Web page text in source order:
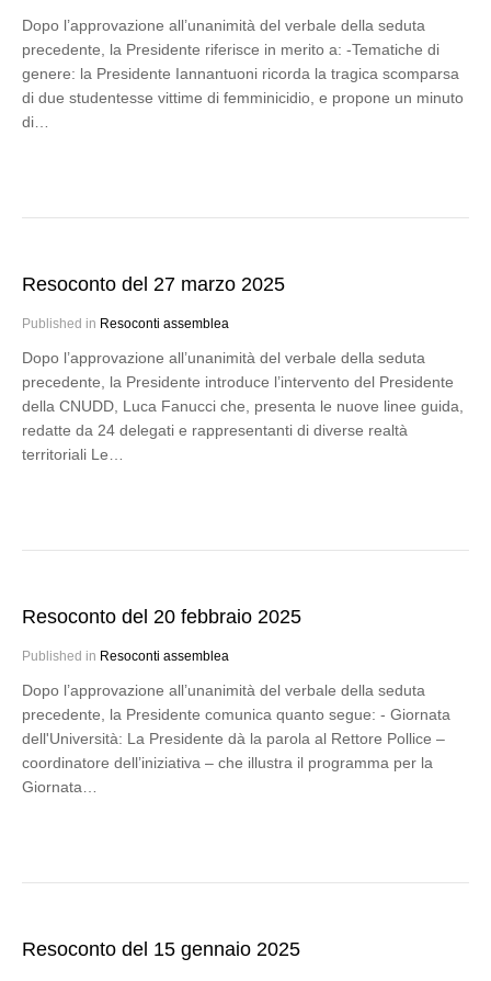
Dopo l’approvazione all’unanimità del verbale della seduta
precedente, la Presidente riferisce in merito a: -Tematiche di
genere: la Presidente Iannantuoni ricorda la tragica scomparsa
di due studentesse vittime di femminicidio, e propone un minuto
di…
Resoconto del 27 marzo 2025
Published in Resoconti assemblea
Dopo l’approvazione all’unanimità del verbale della seduta
precedente, la Presidente introduce l’intervento del Presidente
della CNUDD, Luca Fanucci che, presenta le nuove linee guida,
redatte da 24 delegati e rappresentanti di diverse realtà
territoriali Le…
Resoconto del 20 febbraio 2025
Published in Resoconti assemblea
Dopo l’approvazione all’unanimità del verbale della seduta
precedente, la Presidente comunica quanto segue: - Giornata
dell'Università: La Presidente dà la parola al Rettore Pollice –
coordinatore dell’iniziativa – che illustra il programma per la
Giornata…
Resoconto del 15 gennaio 2025